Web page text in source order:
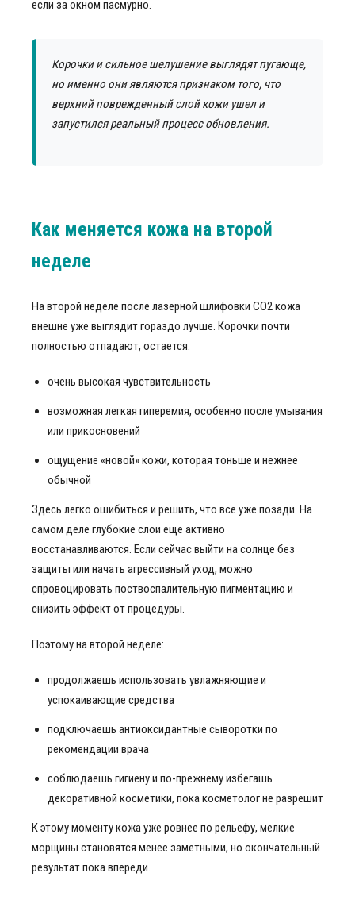
если за окном пасмурно.
Корочки и сильное шелушение выглядят пугающе,
но именно они являются признаком того, что
верхний поврежденный слой кожи ушел и
запустился реальный процесс обновления.
Как меняется кожа на второй
неделе
На второй неделе после лазерной шлифовки CO2 кожа
внешне уже выглядит гораздо лучше. Корочки почти
полностью отпадают, остается:
очень высокая чувствительность
возможная легкая гиперемия, особенно после умывания
или прикосновений
ощущение «новой» кожи, которая тоньше и нежнее
обычной
Здесь легко ошибиться и решить, что все уже позади. На
самом деле глубокие слои еще активно
восстанавливаются. Если сейчас выйти на солнце без
защиты или начать агрессивный уход, можно
спровоцировать поствоспалительную пигментацию и
снизить эффект от процедуры.
Поэтому на второй неделе:
продолжаешь использовать увлажняющие и
успокаивающие средства
подключаешь антиоксидантные сыворотки по
рекомендации врача
соблюдаешь гигиену и по-прежнему избегашь
декоративной косметики, пока косметолог не разрешит
К этому моменту кожа уже ровнее по рельефу, мелкие
морщины становятся менее заметными, но окончательный
результат пока впереди.